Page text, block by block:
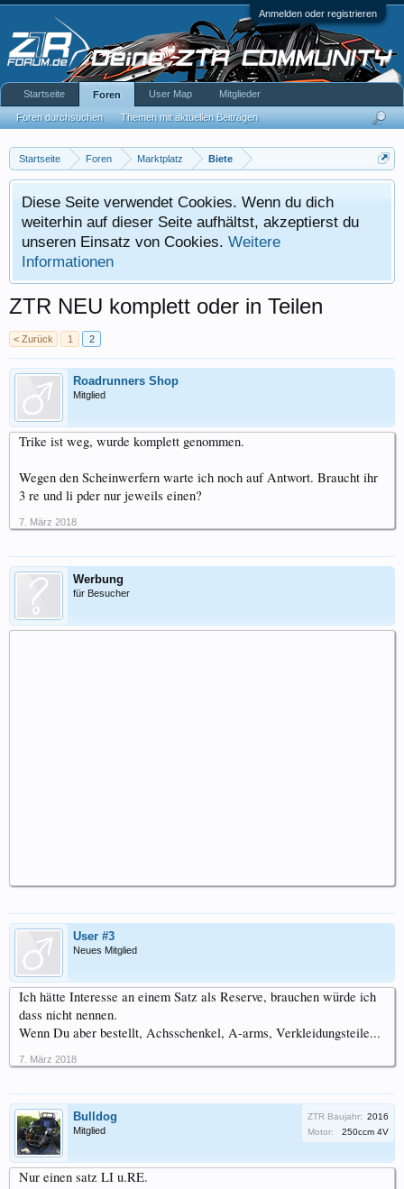
Anmelden oder registrieren
Startseite Foren Marktplatz Biete
Diese Seite verwendet Cookies. Wenn du dich
weiterhin auf dieser Seite aufhältst, akzeptierst du
unseren Einsatz von Cookies. Weitere
Informationen
ZTR NEU komplett oder in Teilen
< Zurück 1 2
Roadrunners Shop
Mitglied
Trike ist weg, wurde komplett genommen.
Wegen den Scheinwerfern warte ich noch auf Antwort. Braucht ihr
3 re und li pder nur jeweils einen?
7. März 2018
Werbung
für Besucher
User #3
Neues Mitglied
Ich hätte Interesse an einem Satz als Reserve, brauchen würde ich
dass nicht nennen.
Wenn Du aber bestellt, Achsschenkel, A-arms, Verkleidungsteile...
7. März 2018
Bulldog
Mitglied
ZTR Baujahr: 2016
Motor:
250ccm 4V
Nur einen satz LI u.RE.
Startseite Foren
Foren durchsuchen Themen mit aktuellen Beiträgen
User Map Mitglieder